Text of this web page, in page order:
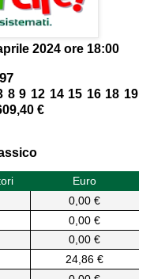
2024 ore 18:00
8 9 12 14 15 16 18 19
€
Euro
0,00 €
0,00 €
0,00 €
24,86 €